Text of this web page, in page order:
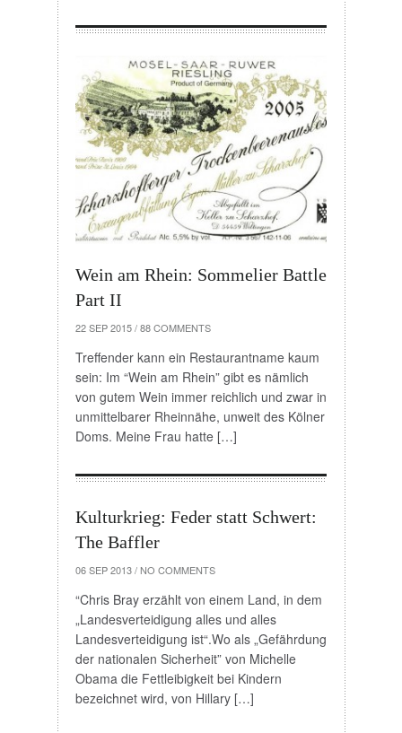
Wein am Rhein: Sommelier Battle
Part II
22 SEP 2015 / 88 COMMENTS
Treffender kann ein Restaurantname kaum
sein: Im “Wein am Rhein” gibt es nämlich
von gutem Wein immer reichlich und zwar in
unmittelbarer Rheinnähe, unweit des Kölner
Doms. Meine Frau hatte […]
Kulturkrieg: Feder statt Schwert:
The Baffler
06 SEP 2013 / NO COMMENTS
“Chris Bray erzählt von einem Land, in dem
„Landesverteidigung alles und alles
Landesverteidigung ist“.Wo als „Gefährdung
der nationalen Sicherheit” von Michelle
Obama die Fettleibigkeit bei Kindern
bezeichnet wird, von Hillary […]